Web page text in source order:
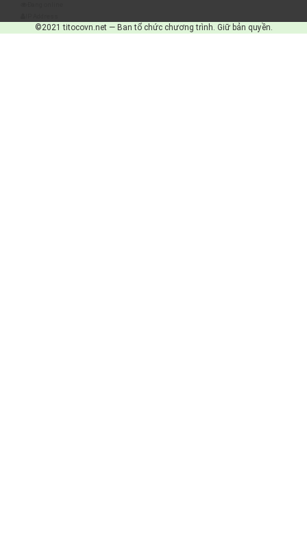
©2021 titocovn.net — Ban tổ chức chương trình. Giữ bản quyền.